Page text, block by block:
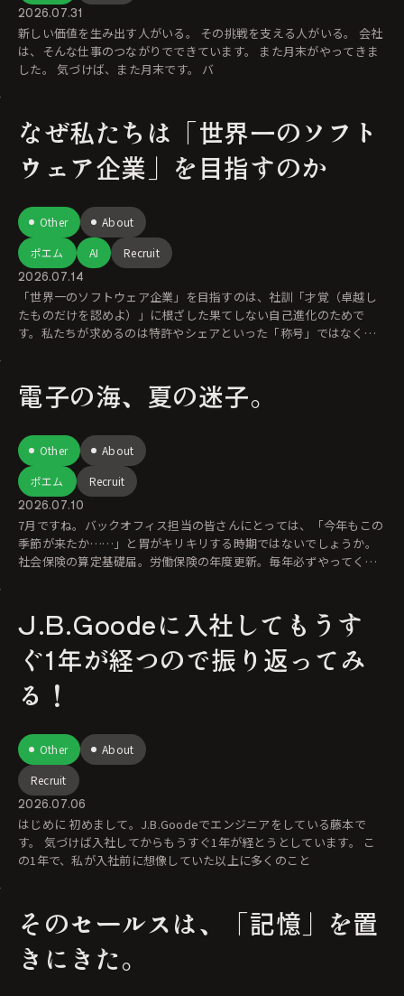
2026.07.31
新しい価値を生み出す人がいる。 その挑戦を支える人がいる。 会社
は、そんな仕事のつながりでできています。 また月末がやってきま
した。 気づけば、また月末です。 バ
なぜ私たちは「世界一のソフト
ウェア企業」を目指すのか
Other
About
ポエム
AI Recruit
2026.07.14
「世界一のソフトウェア企業」を目指すのは、社訓「才覚（卓越し
たものだけを認めよ）」に根ざした果てしない自己進化のためで
す。私たちが求めるのは特許やシェアといった「称号」ではなく、
電子の海、夏の迷子。
Other
About
ポエム
Recruit
2026.07.10
7月ですね。バックオフィス担当の皆さんにとっては、「今年もこの
季節が来たか……」と胃がキリキリする時期ではないでしょうか。
社会保険の算定基礎届。労働保険の年度更新。毎年必ずやってくる
J.B.Goodeに入社してもうす
ぐ1年が経つので振り返ってみ
る！
Other
About
Recruit
2026.07.06
はじめに 初めまして。J.B.Goodeでエンジニアをしている藤本で
す。 気づけば入社してからもうすぐ1年が経とうとしています。 こ
の1年で、私が入社前に想像していた以上に多くのこと
そのセールスは、「記憶」を置
きにきた。